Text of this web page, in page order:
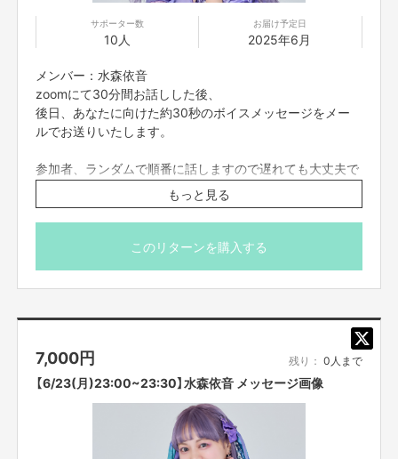
サポーター数
10人
お届け予定日
2025年6月
メンバー：水森依音
zoomにて30分間お話しした後、
後日、あなたに向けた約30秒のボイスメッセージをメー
ルでお送りいたします。
参加者、ランダムで順番に話しますので遅れても大丈夫で
す。
zoomの入室は終了時間の5分前までとさせていただきま
す。それ以降に入室された方は案内できない場合もござい
ますので予めご了承くださいませ。
もっと見る
このリターンを購入する
7,000円 残り： 0人まで
【6/23(月)23:00~23:30】水森依音 メッセージ画像